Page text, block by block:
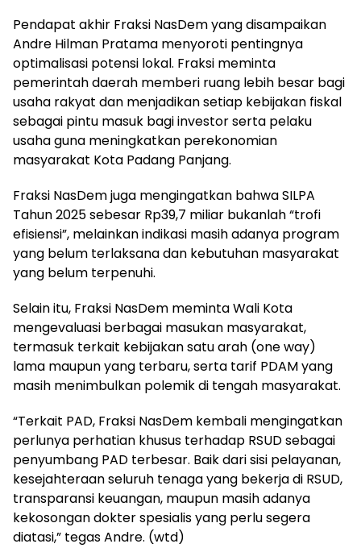
Pendapat akhir Fraksi NasDem yang disampaikan
Andre Hilman Pratama menyoroti pentingnya
optimalisasi potensi lokal. Fraksi meminta
pemerintah daerah memberi ruang lebih besar bagi
usaha rakyat dan menjadikan setiap kebijakan fiskal
sebagai pintu masuk bagi investor serta pelaku
usaha guna meningkatkan perekonomian
masyarakat Kota Padang Panjang.
Fraksi NasDem juga mengingatkan bahwa SILPA
Tahun 2025 sebesar Rp39,7 miliar bukanlah “trofi
efisiensi”, melainkan indikasi masih adanya program
yang belum terlaksana dan kebutuhan masyarakat
yang belum terpenuhi.
Selain itu, Fraksi NasDem meminta Wali Kota
mengevaluasi berbagai masukan masyarakat,
termasuk terkait kebijakan satu arah (one way)
lama maupun yang terbaru, serta tarif PDAM yang
masih menimbulkan polemik di tengah masyarakat.
“Terkait PAD, Fraksi NasDem kembali mengingatkan
perlunya perhatian khusus terhadap RSUD sebagai
penyumbang PAD terbesar. Baik dari sisi pelayanan,
kesejahteraan seluruh tenaga yang bekerja di RSUD,
transparansi keuangan, maupun masih adanya
kekosongan dokter spesialis yang perlu segera
diatasi,” tegas Andre. (wtd)